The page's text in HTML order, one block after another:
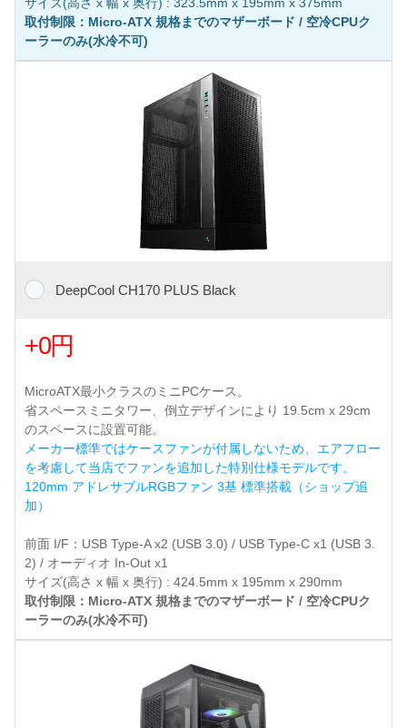
取付制限：Micro-ATX 規格までのマザーボード / 空冷CPUク
ーラーのみ(水冷不可)
DeepCool CH170 PLUS Black
+0円
MicroATX最小クラスのミニPCケース。
省スペースミニタワー、倒立デザインにより 19.5cm x 29cm
のスペースに設置可能。
メーカー標準ではケースファンが付属しないため、エアフロー
を考慮して当店でファンを追加した特別仕様モデルです。
120mm アドレサブルRGBファン 3基 標準搭載（ショップ追
加）
前面 I/F：USB Type-A x2 (USB 3.0) / USB Type-C x1 (USB 3.
2) / オーディオ In-Out x1
サイズ(高さ x 幅 x 奥行) : 424.5mm x 195mm x 290mm
取付制限：Micro-ATX 規格までのマザーボード / 空冷CPUク
ーラーのみ(水冷不可)